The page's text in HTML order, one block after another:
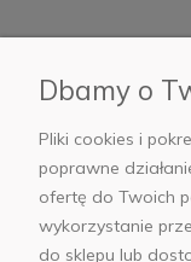
AB Foto
Dbamy o
Pliki cookies i
poprawne
ofertę do Twoich
wykorzystanie
do sklepu lub